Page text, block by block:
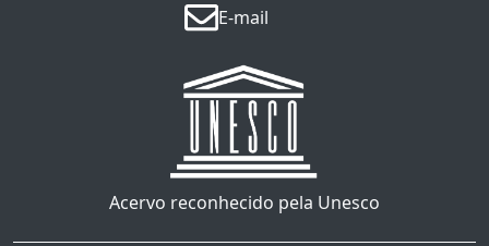
E-mail
Acervo reconhecido pela Unesco